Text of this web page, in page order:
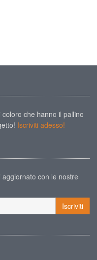
che hanno il pallino
Iscriviti adesso!
con le nostre
Iscriviti